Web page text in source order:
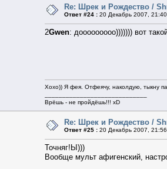
Re: Шрек и Рождество /
Ответ #24 : 20 Декабрь 2007, 21:40
2Gwen: дооооооооо))))))) вот
Хохо)) Я фея. Отфеячу, наколдую, тыкну
Врёшь - не пройдёшь!!! xD
Re: Шрек и Рождество /
Ответ #25 : 20 Декабрь 2007, 21:56
Точняг!Ы)))
Вообще мульт афигенский,